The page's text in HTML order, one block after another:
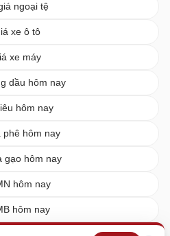
ngoại tệ
xe ô tô
xe máy
dầu hôm nay
hôm nay
phê hôm nay
gạo hôm nay
hôm nay
hôm nay